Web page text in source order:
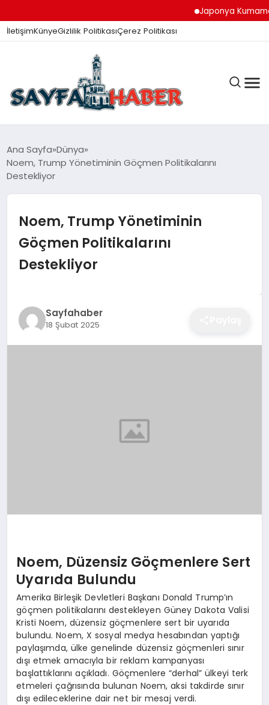
Japonya Kumamoto
İletişimKünyeGizlilik PolitikasıÇerez Politikası
ANA SAYFA
GÜNDEM
İZMIR HABERLERI
EKONOMI
Ana Sayfa Dünya
Noem, Trump Yönetiminin Göçmen Politikalarını
Destekliyor
Noem, Trump Yönetiminin
Göçmen Politikalarını
Destekliyor
Sayfahaber
18 Şubat 2025
Noem, Düzensiz Göçmenlere Sert
Uyarıda Bulundu
Amerika Birleşik Devletleri Başkanı Donald Trump’ın
göçmen politikalarını destekleyen Güney Dakota Valisi
Kristi Noem, düzensiz göçmenlere sert bir uyarıda
bulundu. Noem, X sosyal medya hesabından yaptığı
paylaşımda, ülke genelinde düzensiz göçmenleri sınır
dışı etmek amacıyla bir reklam kampanyası
başlattıklarını açıkladı. Göçmenlere “derhal” ülkeyi terk
etmeleri çağrısında bulunan Noem, aksi takdirde sınır
dışı edileceklerine dair net bir mesaj verdi.